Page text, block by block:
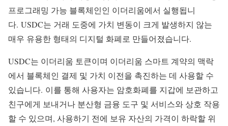
프로그래밍 가능 블록체인인 이더리움에서 실행됩니
다. USDC는 거래 도중에 가치 변동이 크게 발생하지 않는
매우 유용한 형태의 디지털 화폐로 만들어졌습니다.
USDC는 이더리움 토큰이며 이더리움 스마트 계약의 맥락
에서 블록체인 결제 및 가치 이전을 촉진하는 데 사용할 수
있습니다. 이를 통해 사용자는 암호화폐를 지갑에 보관하고
친구에게 보내거나 분산형 금융 도구 및 서비스와 상호 작용
할 수 있으며, 사용하기 전에 보유 자산의 가격이 하락할 위